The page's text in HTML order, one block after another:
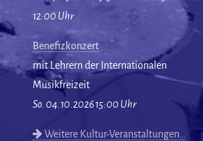
12:00 Uhr
Benefizkonzert
mit Lehrern der Internationalen
Musikfreizeit
So. 04.10.2026 15:00 Uhr
Weitere Kultur-Veranstaltungen…